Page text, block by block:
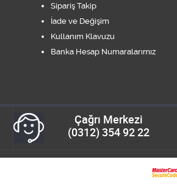
Sipariş Takip
İade ve Değişim
Kullanım Klavuzu
Banka Hesap Numaralarımız
Çağrı Merkezi
(0312) 354 92 22